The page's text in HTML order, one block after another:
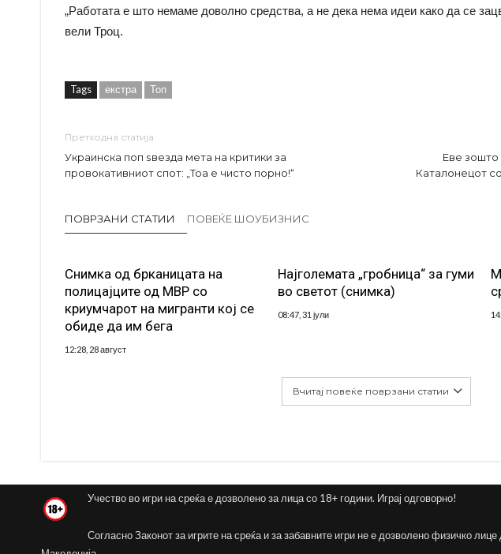
„Работата е што немаме доволно средства, а не дека нема идеи како да се
вели Троц.
Tags екстра Топ
Претходна статија
Украинска поп ѕвезда мета на критики за
провокативниот спот: „Тоа е чисто порно!“
Еве зошто
Каталонецот
ПОВРЗАНИ СТАТИИ ПОВЕЌЕ ШОУБИЗНИС
Снимка од брканицата на
полицајците од МВР со
криумчарот на мигранти кој се
обиде да им бега
12:28, 28 август
Најголемата „гробница“ за гуми
во светот (снимка)
08:47, 31 јули
Вчитај повеќе поврзани статии
Учество во игри на среќа е дозволено за лица со 18+ години. Играј одговорно!
Согласно Законот за игрите на среќа и за забавните игри не е дозволено физичко